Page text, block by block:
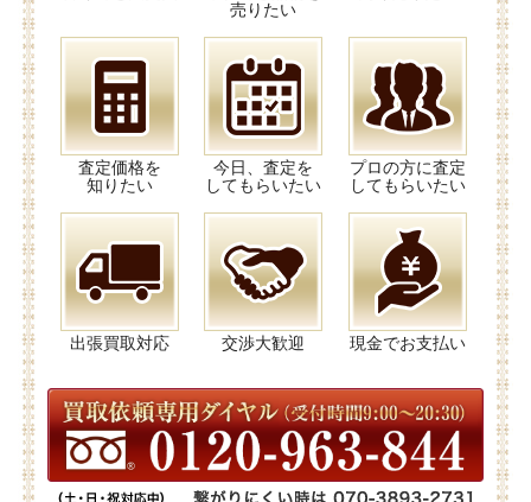
売りたい
査定価格を
知りたい
今日、査定を
してもらいたい
プロの方に査定
してもらいたい
出張買取対応 交渉大歓迎 現金でお支払い